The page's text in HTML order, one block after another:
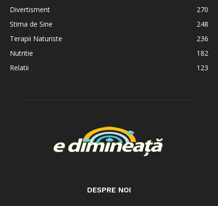
Divertisment
270
Stima de Sine
248
Terapii Naturiste
236
Nutritie
182
Relatii
123
DESPRE NOI